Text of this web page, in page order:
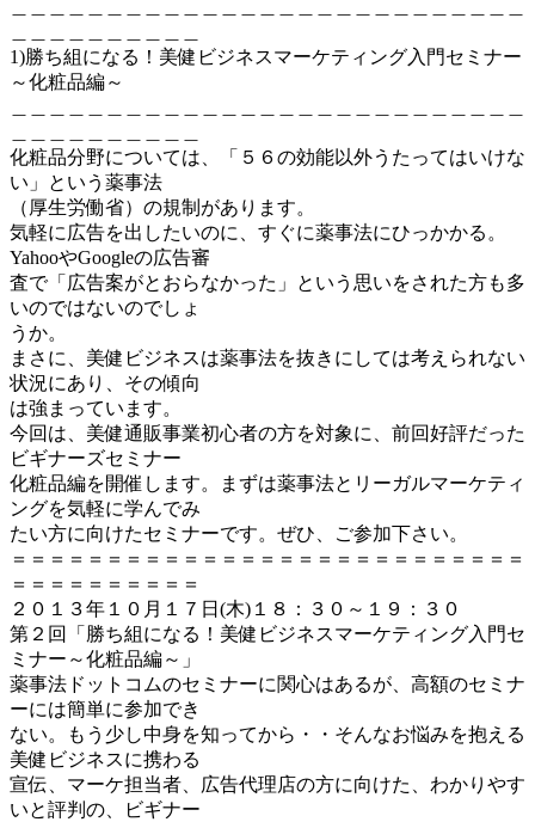
1)勝ち組になる！美健ビジネスマーケティング入門セミナー
～化粧品編～
化粧品分野については、「５６の効能以外うたってはいけな
い」という薬事法
（厚生労働省）の規制があります。
気軽に広告を出したいのに、すぐに薬事法にひっかかる。
YahooやGoogleの広告審
査で「広告案がとおらなかった」という思いをされた方も多
いのではないのでしょ
うか。
まさに、美健ビジネスは薬事法を抜きにしては考えられない
状況にあり、その傾向
は強まっています。
今回は、美健通販事業初心者の方を対象に、前回好評だった
ビギナーズセミナー
化粧品編を開催します。まずは薬事法とリーガルマーケティ
ングを気軽に学んでみ
たい方に向けたセミナーです。ぜひ、ご参加下さい。
＝＝＝＝＝＝＝＝＝＝＝＝＝＝＝＝＝＝＝＝＝＝＝＝＝＝＝
＝＝＝＝＝＝＝＝＝＝
２０１３年１０月１７日(木)１８：３０～１９：３０
第２回「勝ち組になる！美健ビジネスマーケティング入門セ
ミナー～化粧品編～」
薬事法ドットコムのセミナーに関心はあるが、高額のセミナ
ーには簡単に参加でき
ない。もう少し中身を知ってから・・そんなお悩みを抱える
美健ビジネスに携わる
宣伝、マーケ担当者、広告代理店の方に向けた、わかりやす
いと評判の、ビギナー